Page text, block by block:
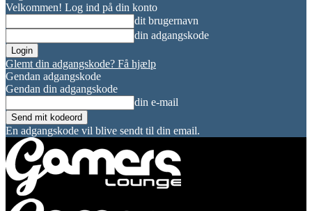
Velkommen! Log ind på din konto
dit brugernavn
din adgangskode
Glemt din adgangskode? Få hjælp
Gendan adgangskode
Gendan din adgangskode
din e-mail
En adgangskode vil blive sendt til din email.